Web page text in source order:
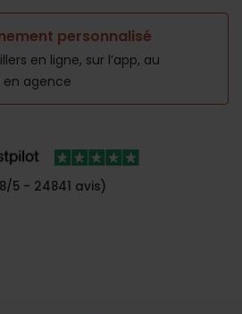
personnalisé
en ligne, sur l’app, au
agence
5 - 24841 avis)